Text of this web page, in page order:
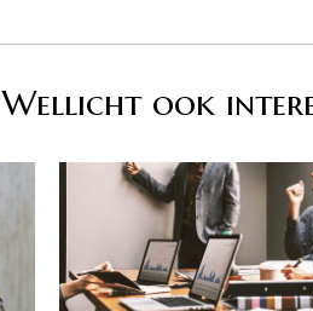
Wellicht ook